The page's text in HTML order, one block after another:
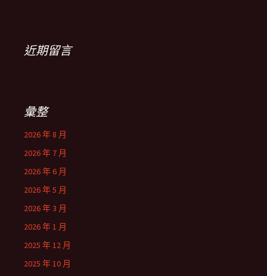
近期留言
彙整
2026 年 8 月
2026 年 7 月
2026 年 6 月
2026 年 5 月
2026 年 3 月
2026 年 1 月
2025 年 12 月
2025 年 10 月